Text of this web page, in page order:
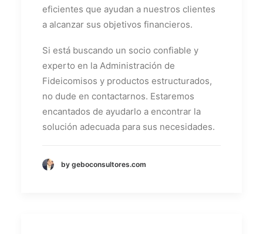
eficientes que ayudan a nuestros clientes
a alcanzar sus objetivos financieros.
Si está buscando un socio confiable y
experto en la Administración de
Fideicomisos y productos estructurados,
no dude en contactarnos. Estaremos
encantados de ayudarlo a encontrar la
solución adecuada para sus necesidades.
by geboconsultores.com